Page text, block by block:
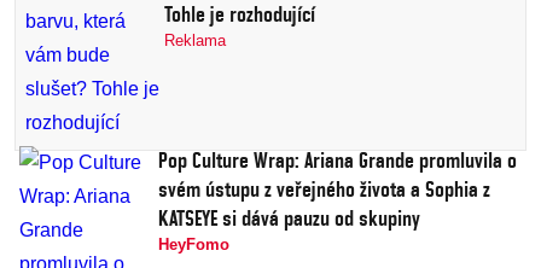
Tohle je rozhodující
Reklama
Pop Culture Wrap: Ariana Grande promluvila o
svém ústupu z veřejného života a Sophia z
KATSEYE si dává pauzu od skupiny
HeyFomo